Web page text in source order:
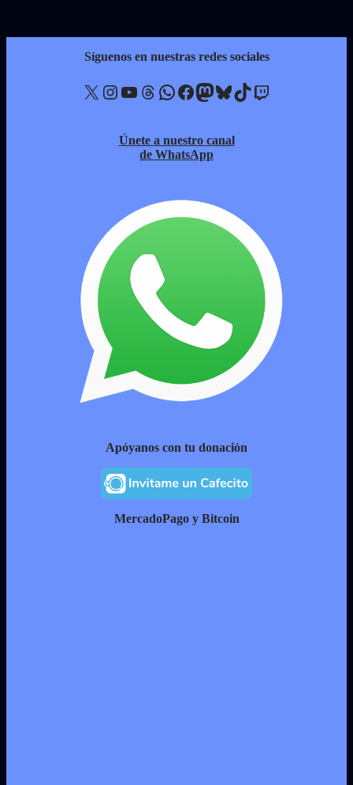
Síguenos en nuestras redes sociales
X Instagram YouTube Threads WhatsApp Facebook Mastodon Bluesky TikTok Twitch
Únete a nuestro canal
de WhatsApp
Apóyanos con tu donación
MercadoPago y Bitcoin